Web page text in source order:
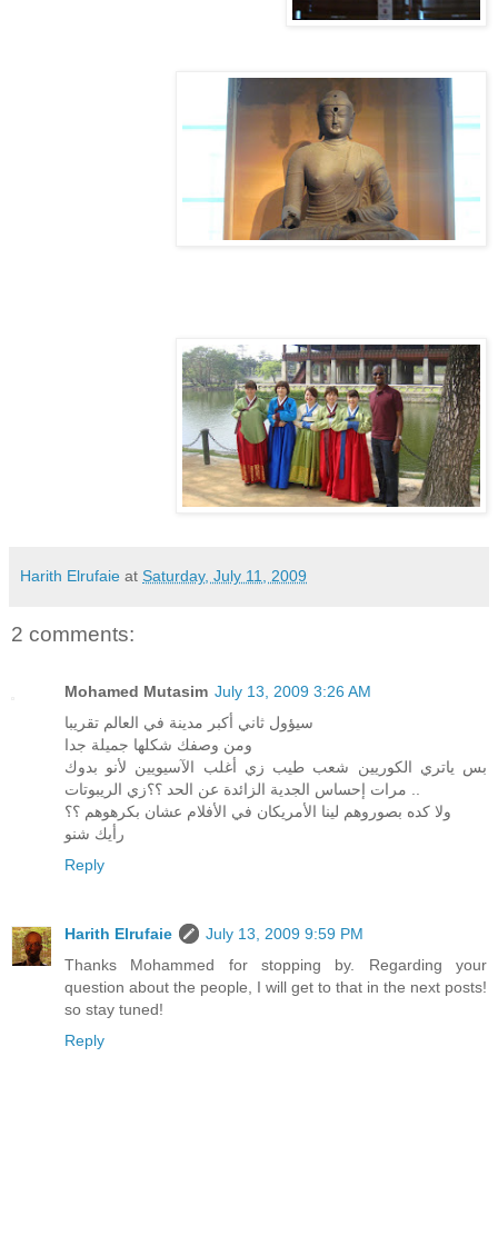
Harith Elrufaie at Saturday, July 11, 2009
2 comments:
Mohamed Mutasim July 13, 2009 3:26 AM
سيؤول ثاني أكبر مدينة في العالم تقريبا
ومن وصفك شكلها جميلة جدا
بس ياتري الكوريين شعب طيب زي أغلب الآسيويين لأنو بدوك
ولا كده بصوروهم لينا الأمريكان في الأفلام عشان بكرهوهم ؟؟
رأيك شنو
Reply
Harith Elrufaie
July 13, 2009 9:59 PM
Thanks Mohammed for stopping by. Regarding your
question about the people, I will get to that in the next posts!
so stay tuned!
Reply